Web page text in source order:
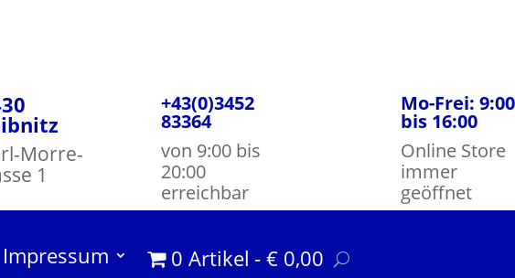
Morre-
1
+43(0)3452
83364
von 9:00 bis
20:00
erreichbar
Mo-Frei: 9:00
bis 16:00
Online Store
immer
geöffnet
Impressum 0 Artikel € 0,00